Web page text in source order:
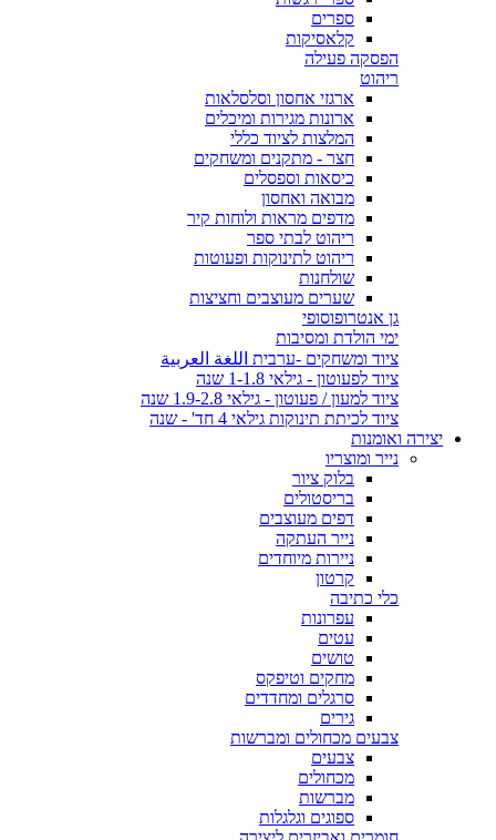
ספרים
קלאסיקות
הפסקה פעילה
ריהוט
ארגזי אחסון וסלסלאות
ארונות מגירות ומיכלים
המלצות לציוד כללי
חצר - מתקנים ומשחקים
כיסאות וספסלים
מבואה ואחסון
מדפים מראות ולוחות קיר
ריהוט לבתי ספר
ריהוט לתינוקות ופעוטות
שולחנות
שערים מעוצבים וחציצות
גן אנטרופוסופי
ימי הולדת ומסיבות
ציוד ומשחקים -ערבית اللغة العربية
ציוד לפעוטון - גילאי 1-1.8 שנה
ציוד למעון / פעוטון - גילאי 1.9-2.8 שנה
ציוד לכיתת תינוקות גילאי 4 חד' - שנה
יצירה ואומנות
נייר ומוצריו
בלוק ציור
בריסטולים
דפים מעוצבים
נייר העתקה
ניירות מיוחדים
קרטון
כלי כתיבה
עפרונות
עטים
טושים
מחקים וטיפקס
סרגלים ומחדדים
גירים
צבעים מכחולים ומברשות
צבעים
מכחולים
מברשות
ספוגים וגלגלות